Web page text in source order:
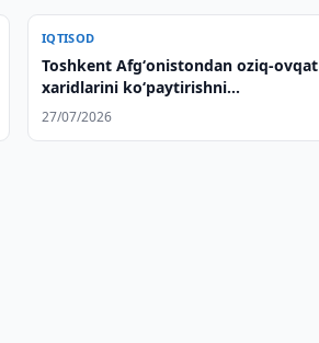
IQTISOD
Toshkent Afgʻonistondan oziq-ovqat
xaridlarini koʻpaytirishni
rejalashtirmoqda
27/07/2026